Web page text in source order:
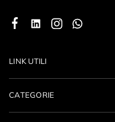
LINK UTILI
CATEGORIE